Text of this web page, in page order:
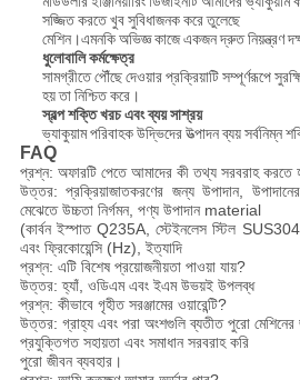
সজ্জিত করতে খুব সুবিধাজনক করে তুলেছে
মেশিন।এমনকি অভিজ্ঞ কাজে একজন দ্রুত নিয়ন্ত্রণ
ধুলোবালি কর্মক্ষেত্র
সামগ্রীতে পৌঁছে দেওয়ার প্রক্রিয়াটি সম্পূর্ণরূপে
হয় তা নিশ্চিত করে।
স্বল্প শক্তি খরচ এবং ব্যয় সাশ্রয়
ভ্যাকুয়াম পরিবাহক উদ্ভিদের উত্পাদন ব্যয় সর্বনিম্ন
FAQ
প্রশ্ন: অফারটি পেতে আমাদের কী তথ্য সরবরাহ করতে
উত্তর: প্রক্রিয়াজাতকরণের জন্য উপাদান,
মেঝেতে উচ্চতা নির্গমন, পণ্য উপাদান material
(কার্বন ইস্পাত Q235A, স্টেইনলেস স্টিল
এবং ফ্রিকোয়েন্সি (Hz), ইত্যাদি
প্রশ্ন: এটি বিশেষ প্রয়োজনীয়তা পাওয়া যায়?
উত্তর: হ্যাঁ, ওডিএম এবং ইএম উভয়ই উপলব্ধ
প্রশ্ন: কীভাবে গৃহীত সরঞ্জামের ওয়ারেন্টি?
উত্তর: গ্রাহ্য এবং পরা অংশগুলি ব্যতীত পুরো
প্রযুক্তিগত সহায়তা এবং সমাধান সরবরাহ করি
পুরো জীবন ব্যবহার।